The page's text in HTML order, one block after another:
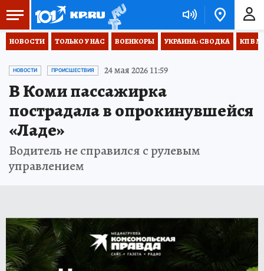
НОВОСТИ ТОЛЬКО У НАС ВОЕНКОРЫ УКРАИНА: СВОДКА КП В
НОВОСТИ ПРОИСШЕСТВИЯ 24 мая 2026 11:59
В Коми пассажирка
пострадала в опрокинувшейся
«Ладе»
Водитель не справился с рулевым
управлением